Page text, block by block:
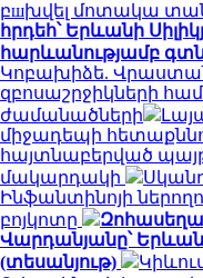
բшխվել մոտակա
հրդեհ՝ Երևանի
հարևանությամբ
Կոբախիձե.
զբոսաշրջիկների
ժամանածների
միջադեպի
հայտնաբերված
մակարդակի
Ինֆանտինոյի
բոյկոտը
Վարդանյանը՝
(տեսանյութ)